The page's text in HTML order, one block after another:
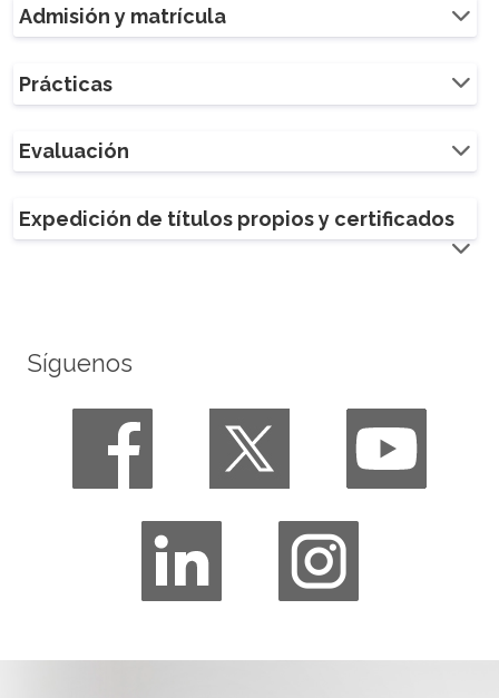
Admisión y matrícula
Prácticas
Evaluación
Expedición de títulos propios y certificados
Síguenos